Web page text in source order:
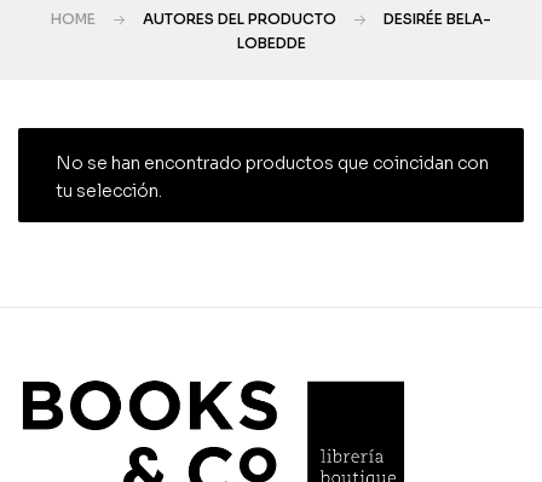
HOME AUTORES DEL PRODUCTO
DESIRÉE BELA-
LOBEDDE
No se han encontrado productos que coincidan con
tu selección.